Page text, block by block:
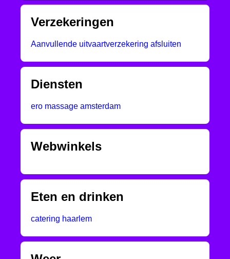
Verzekeringen
Aanvullende uitvaartverzekering afsluiten
Diensten
ero massage amsterdam
Webwinkels
Eten en drinken
catering haarlem